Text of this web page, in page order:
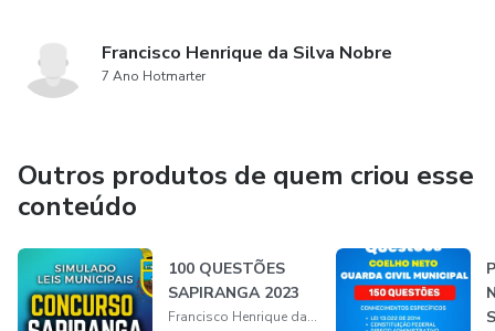
Francisco Henrique da Silva Nobre
7 Ano Hotmarter
Outros produtos de quem criou esse
conteúdo
100 QUESTÕES
SAPIRANGA 2023
Francisco Henrique da Silva Nobre